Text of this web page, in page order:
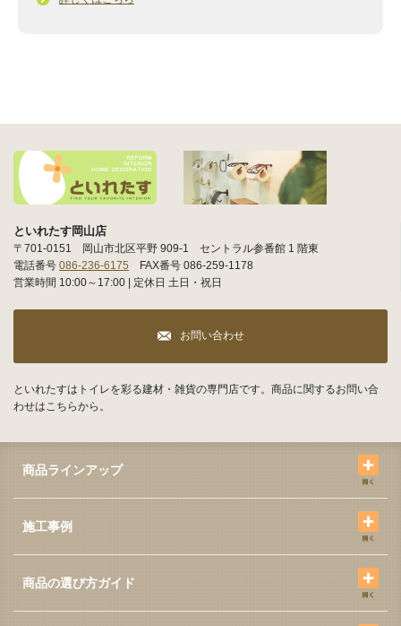
といれたす岡山店
〒701-0151 岡山市北区平野 909-1 セントラル参番館 1 階東
電話番号 086-236-6175 FAX番号 086-259-1178
営業時間 10:00～17:00 | 定休日 土日・祝日
お問い合わせ
といれたすはトイレを彩る建材・雑貨の専門店です。商品に関するお問い合
わせはこちらから。
商品ラインアップ
施工事例
商品の選び方ガイド